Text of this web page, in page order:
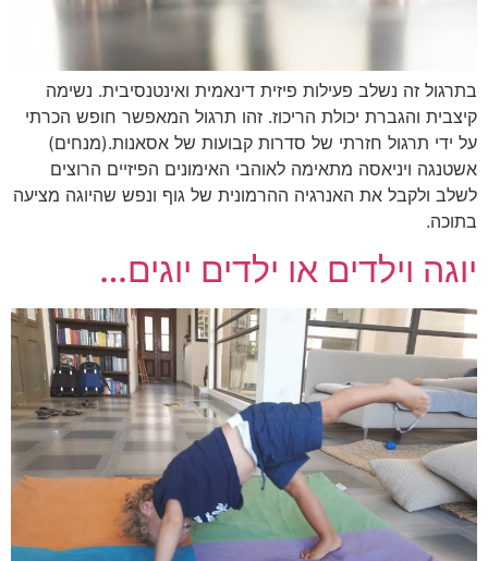
בתרגול זה נשלב פעילות פיזית דינאמית ואינטנסיבית. נשימה
קיצבית והגברת יכולת הריכוז. זהו תרגול המאפשר חופש הכרתי
על ידי תרגול חזרתי של סדרות קבועות של אסאנות.(מנחים)
אשטנגה ויניאסה מתאימה לאוהבי האימונים הפיזיים הרוצים
לשלב ולקבל את האנרגיה ההרמונית של גוף ונפש שהיוגה מציעה
בתוכה.
יוגה וילדים או ילדים יוגים…